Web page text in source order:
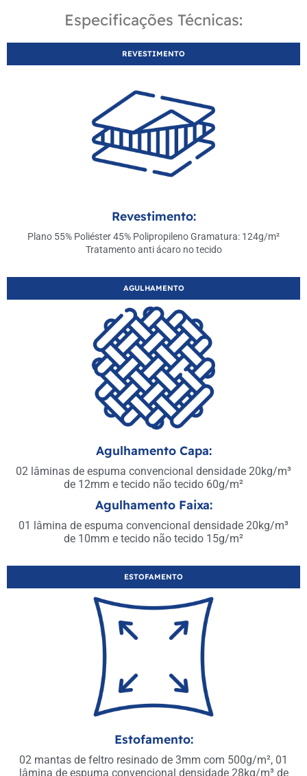
Especificações Técnicas:
REVESTIMENTO
Revestimento:
Plano 55% Poliéster 45% Polipropileno Gramatura: 124g/m²
Tratamento anti ácaro no tecido
AGULHAMENTO
Agulhamento Capa:
02 lâminas de espuma convencional densidade 20kg/m³
de 12mm e tecido não tecido 60g/m²
Agulhamento Faixa:
01 lâmina de espuma convencional densidade 20kg/m³
de 10mm e tecido não tecido 15g/m²
ESTOFAMENTO
Estofamento:
02 mantas de feltro resinado de 3mm com 500g/m², 01
lâmina de espuma convencional densidade 28kg/m³ de